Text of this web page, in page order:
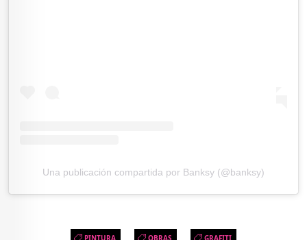
Una publicación compartida por Banksy (@banksy)
PINTURA OBRAS GRAFITI